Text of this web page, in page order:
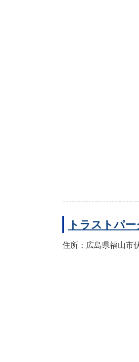
トラストパ
住所：広島県福山市